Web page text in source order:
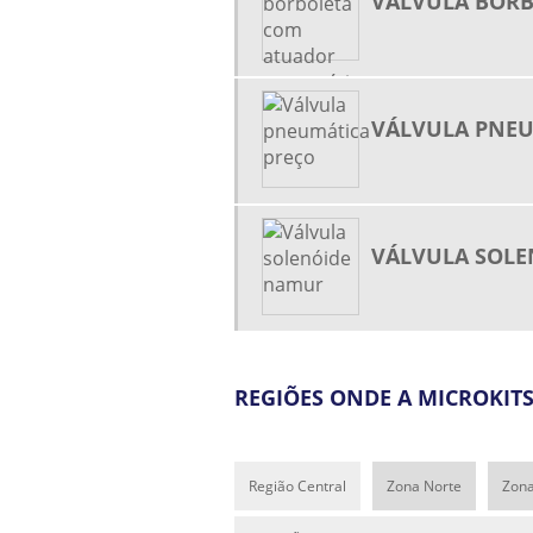
VÁLVULA
VÁLVULA
REGIÕES ONDE A
Região Central Zona Norte